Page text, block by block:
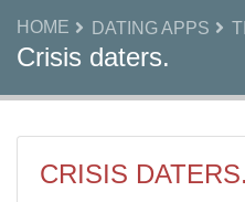
HOME DATING APPS
Crisis daters.
CRISIS DATERS.